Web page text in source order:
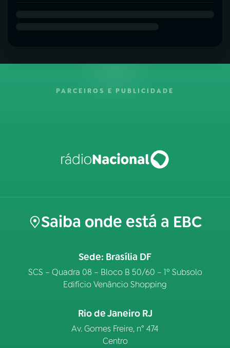
PARCEIROS E PUBLICIDADE
Saiba onde está a EBC
Sede: Brasília DF
SCS – Quadra 08 – Bloco B 50/60 – 1º Subsolo
Edifício Venâncio Shopping
Rio de Janeiro RJ
Av. Gomes Freire, n° 474
Centro